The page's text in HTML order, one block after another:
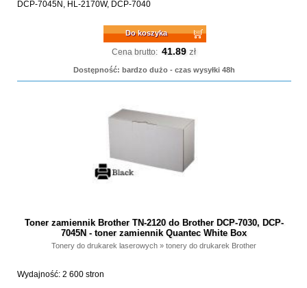
DCP-7045N, HL-2170W, DCP-7040
Do koszyka
Cena brutto: 41.89 zł
Dostępność: bardzo dużo - czas wysyłki 48h
Toner zamiennik Brother TN-2120 do Brother DCP-7030, DCP-
7045N - toner zamiennik Quantec White Box
Tonery do drukarek laserowych »tonery do drukarek Brother
Wydajność: 2 600 stron